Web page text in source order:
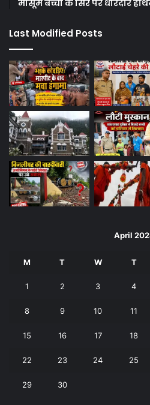
मासूम बच्ची के सिर पर धारदार
Last Modified Posts
April
M T W T
1 2 3 4
8 9 10 11
15 16 17 18
22 23 24 25
29 30